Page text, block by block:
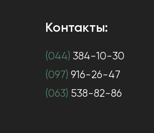
Контакты:
(044) 384-10-30
(097) 916-26-47
(063) 538-82-86